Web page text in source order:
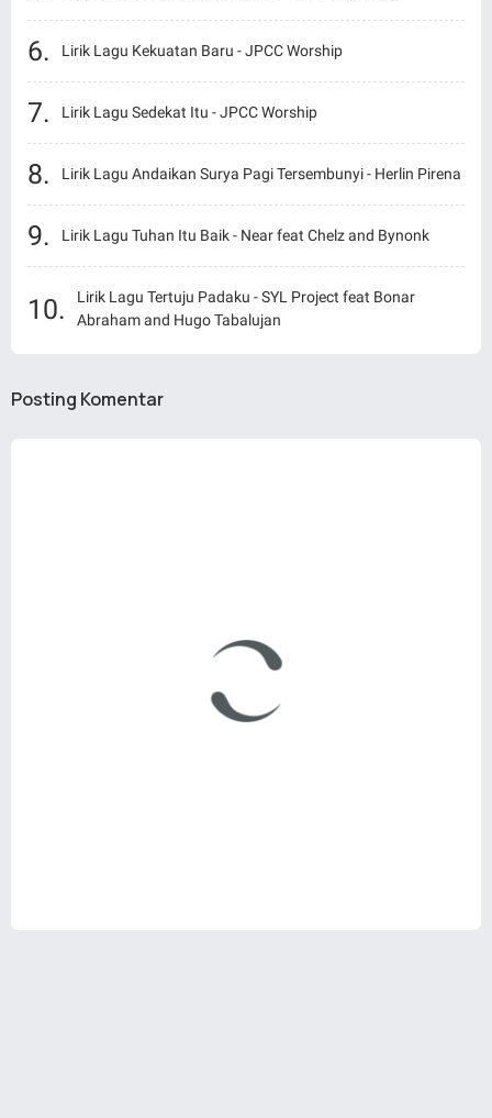
Lirik Lagu Kekuatan Baru - JPCC Worship
Lirik Lagu Sedekat Itu - JPCC Worship
Lirik Lagu Andaikan Surya Pagi Tersembunyi - Herlin Pirena
Lirik Lagu Tuhan Itu Baik - Near feat Chelz and Bynonk
Lirik Lagu Tertuju Padaku - SYL Project feat Bonar
Abraham and Hugo Tabalujan
Posting Komentar